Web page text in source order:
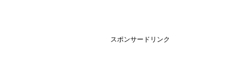
スポンサードリンク